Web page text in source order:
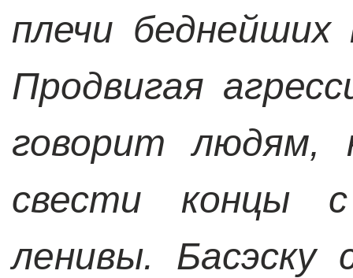
плечи беднейших
Продвигая
говорит людям,
свести концы
ленивы.